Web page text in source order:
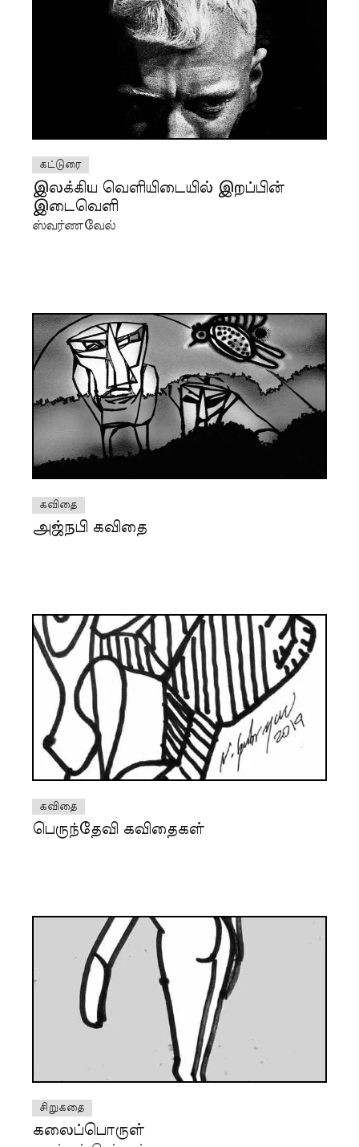
கட்டுரை
இலக்கிய வெளியிடையில் இறப்பின்
இடைவெளி
ஸ்வர்ணவேல்
கவிதை
அஜ்நபி கவிதை
கவிதை
பெருந்தேவி கவிதைகள்
சிறுகதை
கலைப்பொருள்